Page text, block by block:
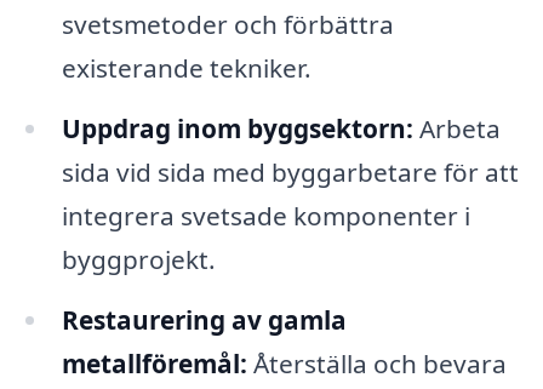
svetsmetoder och förbättra
existerande tekniker.
Uppdrag inom byggsektorn: Arbeta
sida vid sida med byggarbetare för att
integrera svetsade komponenter i
byggprojekt.
Restaurering av gamla
metallföremål: Återställa och bevara